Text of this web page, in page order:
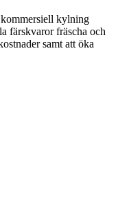
kylning
färskvaror fräscha och
samt att öka